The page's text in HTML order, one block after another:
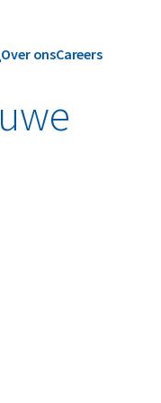
Over onsCareers